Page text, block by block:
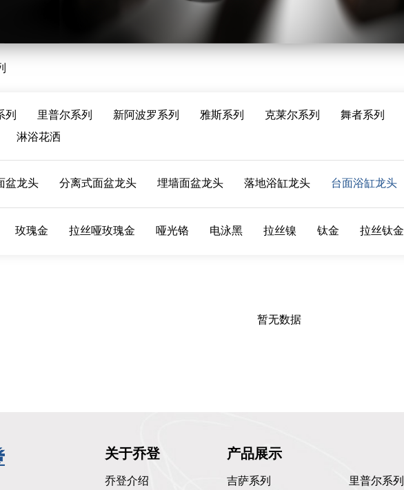
列 里普尔系列 新阿波罗系列 雅斯系列 克莱尔系列 舞者系列
淋浴花洒
盆龙头 分离式面盆龙头 埋墙面盆龙头 落地浴缸龙头 台面浴缸龙头
玫瑰金 拉丝哑玫瑰金 哑光铬 电泳黑 拉丝镍 钛金 拉丝钛金
暂无数据
关于乔登
乔登介绍
产品展示
吉萨系列 里普尔系列